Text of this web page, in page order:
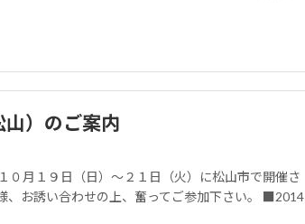
）のご案内
０月１９日（日）～２１日（火）に松山市で開催さ
、お誘い合わせの上、奮ってご参加下さい。 ■2014